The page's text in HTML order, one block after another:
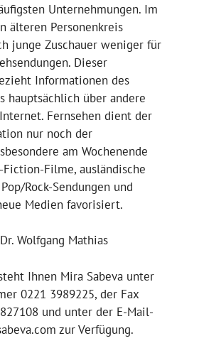
Unternehmungen. Im
älteren Personenkreis
junge Zuschauer weniger für
Dieser
Informationen des
hauptsächlich über andere
Fernsehen dient der
nur noch der
am Wochenende
Filme, ausländische
Rock-Sendungen und
Medien favorisiert.
Wolfgang Mathias
Ihnen Mira Sabeva unter
0221 3989225, der Fax
und unter der E-Mail-
zur Verfügung.